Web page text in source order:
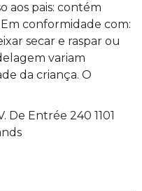
aos pais: contém
conformidade com:
secar e raspar ou
variam
da criança. O
De Entrée 240 1101